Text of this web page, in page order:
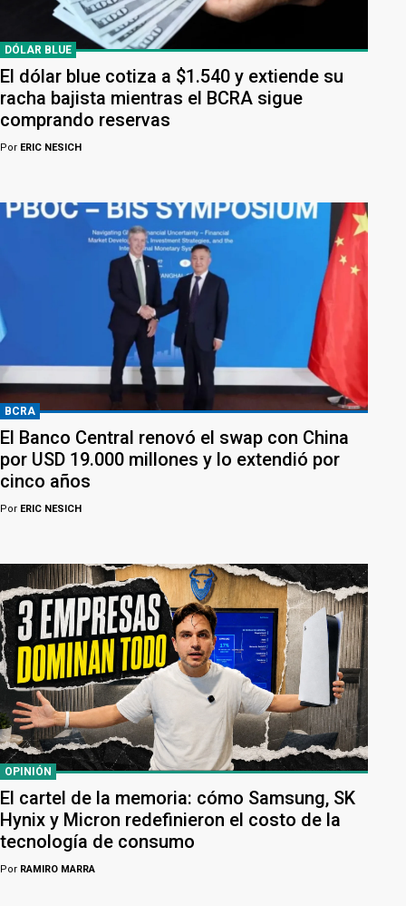
DÓLAR BLUE
El dólar blue cotiza a $1.540 y extiende su
racha bajista mientras el BCRA sigue
comprando reservas
Por ERIC NESICH
BCRA
El Banco Central renovó el swap con China
por USD 19.000 millones y lo extendió por
cinco años
Por ERIC NESICH
OPINIÓN
El cartel de la memoria: cómo Samsung, SK
Hynix y Micron redefinieron el costo de la
tecnología de consumo
Por RAMIRO MARRA